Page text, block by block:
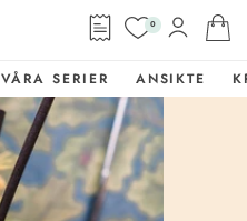
0
VÅRA SERIER ANSIKTE